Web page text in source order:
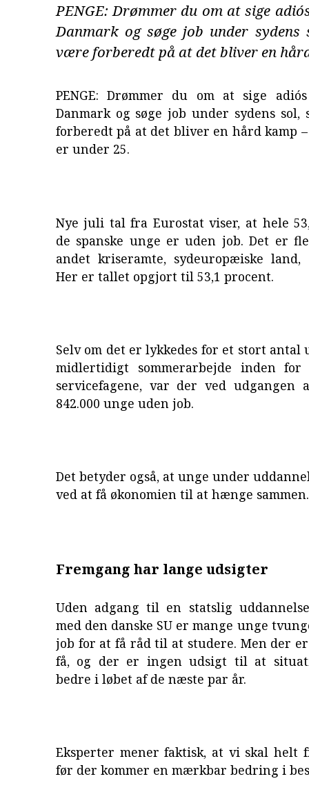
PENGE: Drømmer du om at sige
Danmark og søge job under sydens
være forberedt på at det bliver en
PENGE: Drømmer du om at sige
Danmark og søge job under sydens
forberedt på at det bliver en hård kamp
er under 25.
Nye juli tal fra Eurostat viser, at hele
de spanske unge er uden job. Det er
andet kriseramte, sydeuropæiske land,
Her er tallet opgjort til 53,1 procent.
Selv om det er lykkedes for et stort antal
midlertidigt sommerarbejde inden
servicefagene, var der ved udgangen
842.000 unge uden job.
Det betyder også, at unge under
ved at få økonomien til at hænge sammen.
Fremgang har lange udsigter
Uden adgang til en statslig
med den danske SU er mange unge
job for at få råd til at studere. Men der
få, og der er ingen udsigt til at
bedre i løbet af de næste par år.
Eksperter mener faktisk, at vi skal helt
før der kommer en mærkbar bedring i